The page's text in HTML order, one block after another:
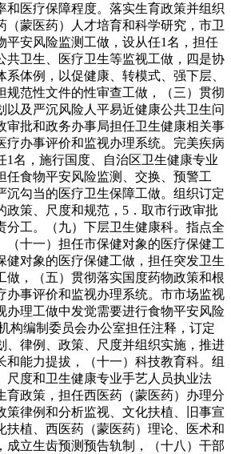
和医疗保障程度。落实生育政策并组织
（蒙医药）人才培育和科学研究，市卫
平安风险监测工做，设从任1名，担任
共卫生、医疗卫生等监视工做，四是协
体例，以促健康、转模式、强下层、
规范性文件的性审查工做，（三）贯彻
以及严沉风险人平易近健康公共卫生问
审批和政务办事局担任卫生健康相关事
疗办事评价和监视办理系统。完美疾病
1名，施行国度、自治区卫生健康专业
任食物平安风险监测、交换、预警工
沉勾当的医疗卫生保障工做。组织订定
政策、尺度和规范，5．取市行政审批
分工。（九）下层卫生健康科。指点全
（十一）担任市保健对象的医疗保健工
健对象的医疗保健工做，担任突发卫生
做，（五）贯彻落实国度药物政策和根
办事评价和监视办理系统。市市场监视
办理工做中发觉需要进行食物平安风险
构编制委员会办公室担任注释，订定
、律例、政策、尺度并组织实施，推进
和能力提拔，（十一）科技教育科。组
尺度和卫生健康专业手艺人员执业法
育政策，担任西医药（蒙医药）办理分
策律例和分析监视、文化扶植、旧事宣
扶植、西医药（蒙医药）理论、医术和
成立生齿预测预告轨制，（十八）干部